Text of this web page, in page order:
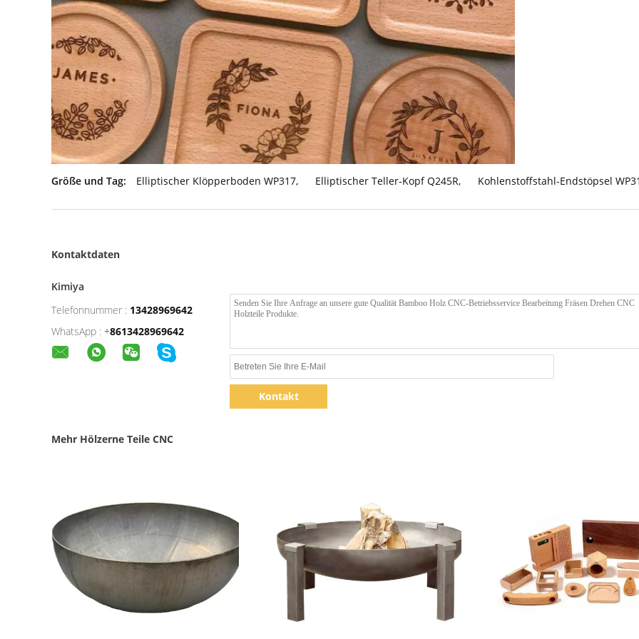
Größe und Tag: Elliptischer Klöpperboden WP317, Elliptischer Teller-Kopf Q245R, Kohlenstoffstahl-Endstöpsel
Kontaktdaten
Kimiya
Telefonnummer : 13428969642
WhatsApp : +8613428969642
Kontakt
Mehr Hölzerne Teile CNC